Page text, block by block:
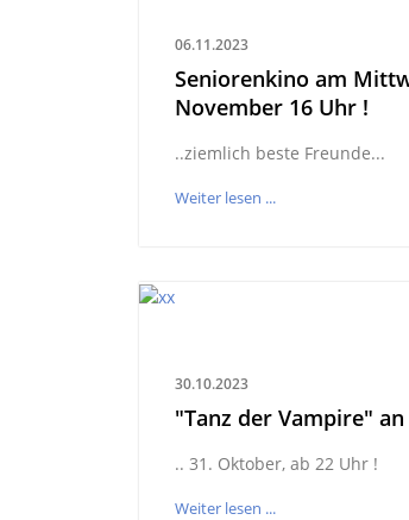
06.11.2023
Seniorenkino am
November 16 Uhr !
..ziemlich beste Freunde...
Weiter lesen ...
30.10.2023
"Tanz der Vampire"
.. 31. Oktober, ab 22 Uhr !
Weiter lesen ...